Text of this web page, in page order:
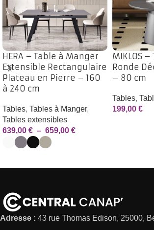
HERA – Table à Manger
Extensible Rectangulaire
Plateau en Pierre – 160
à 240 cm
Tables, Tables à Manger,
Tables extensibles
639,00 € – 659,00 €
MIKLOS
Ronde
– 80 cm
Tables,
199,00 €
Adresse : 43 rue Thomas Edison, 25000,